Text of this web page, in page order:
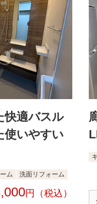
快適バスル
使いやすい
ム 洗面リフォーム
円